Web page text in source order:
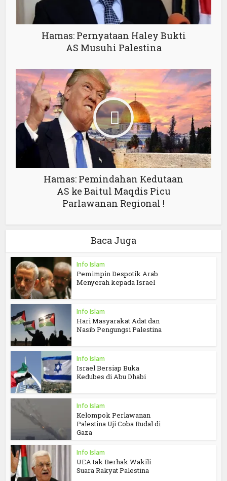
Hamas: Pernyataan Haley Bukti
AS Musuhi Palestina
Hamas: Pemindahan Kedutaan
AS ke Baitul Maqdis Picu
Parlawanan Regional !
Baca Juga
Info Islam
Pemimpin Despotik Arab
Menyerah kepada Israel
Info Islam
Hari Masyarakat Adat dan
Nasib Pengungsi Palestina
Info Islam
Israel Bersiap Buka
Kedubes di Abu Dhabi
Info Islam
Kelompok Perlawanan
Palestina Uji Coba Rudal di
Gaza
Info Islam
UEA tak Berhak Wakili
Suara Rakyat Palestina